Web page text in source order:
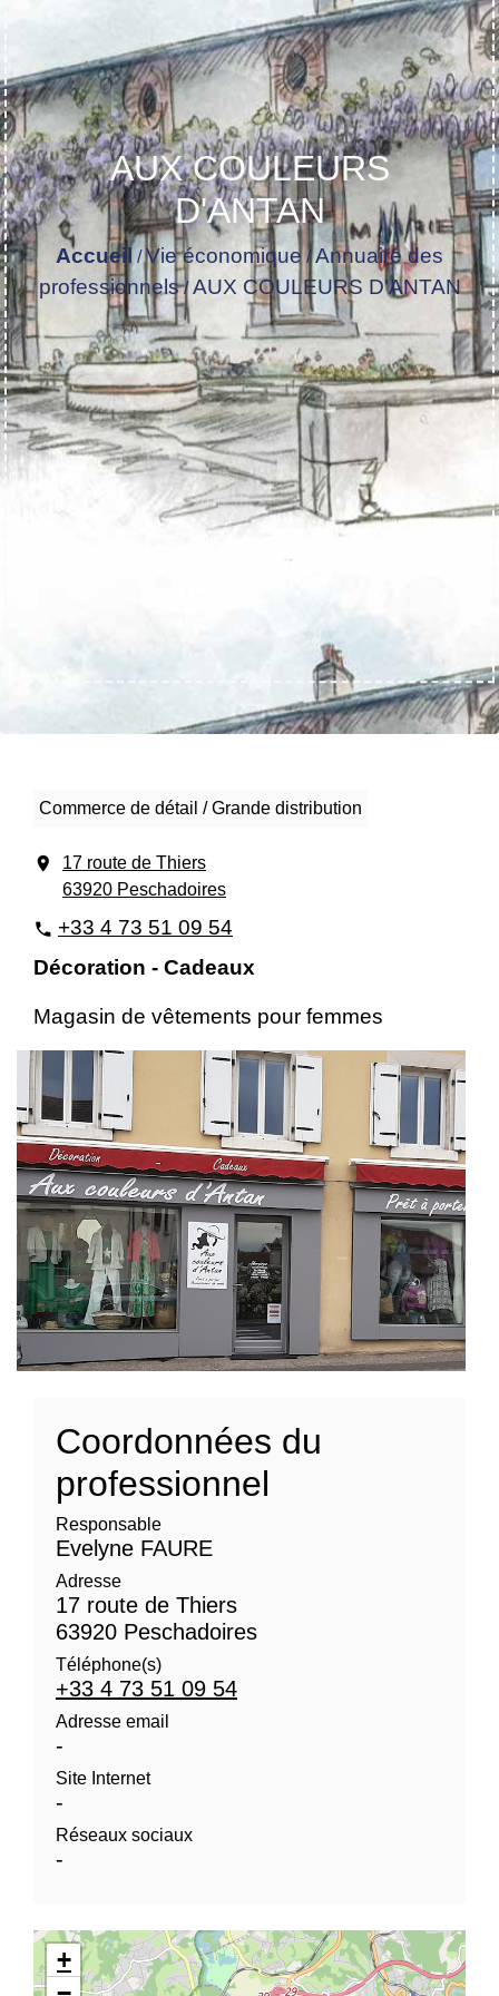
AUX COULEURS
D'ANTAN
Accueil/Vie économique /Annuaire des
professionnels/AUX COULEURS D'ANTAN
Commerce de détail / Grande distribution
location_on
17 route de Thiers
63920 Peschadoires
phone +33 4 73 51 09 54
Décoration - Cadeaux
Magasin de vêtements pour femmes
Coordonnées du
professionnel
Responsable
Evelyne FAURE
Adresse
17 route de Thiers
63920 Peschadoires
Téléphone(s)
+33 4 73 51 09 54
Adresse email
-
Site Internet
-
Réseaux sociaux
-
+